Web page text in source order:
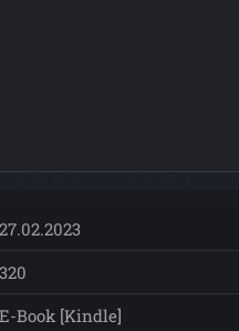
27.02.2023
320
E-Book [Kindle]